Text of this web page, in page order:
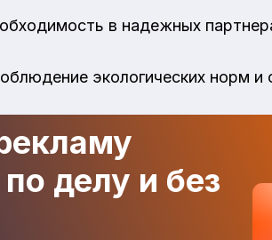
в надежных
экологических норм и
делу и без